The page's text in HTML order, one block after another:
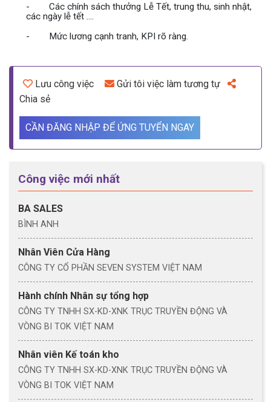
-
Các chính sách thưởng Lễ Tết, trung thu, sinh nhật,
các ngày lễ tết ....
-
Mức lương cạnh tranh, KPI rõ ràng.
Lưu công việc
Gửi tôi việc làm tương tự
Chia sẻ
CẦN ĐĂNG NHẬP ĐỂ ỨNG TUYỂN NGAY
Công việc mới nhất
BA SALES
BÌNH ANH
Nhân Viên Cửa Hàng
CÔNG TY CỔ PHẦN SEVEN SYSTEM VIỆT NAM
Hành chính Nhân sự tổng hợp
CÔNG TY TNHH SX-KD-XNK TRỤC TRUYỀN ĐỘNG VÀ
VÒNG BI TOK VIỆT NAM
Nhân viên Kế toán kho
CÔNG TY TNHH SX-KD-XNK TRỤC TRUYỀN ĐỘNG VÀ
VÒNG BI TOK VIỆT NAM